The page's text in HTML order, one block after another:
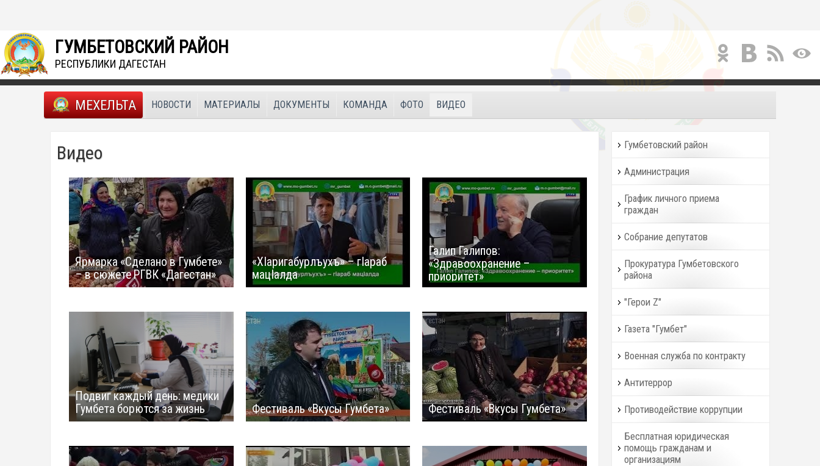
ГУМБЕТОВСКИЙ РАЙОН
РЕСПУБЛИКИ ДАГЕСТАН
МЕХЕЛЬТА НОВОСТИ МАТЕРИАЛЫ ДОКУМЕНТЫ КОМАНДА ФОТО ВИДЕО
Гумбетовский район
Администрация
График личного приема
граждан
Собрание депутатов
Прокуратура Гумбетовского
района
"Герои Z"
Газета "Гумбет"
Военная служба по контракту
Антитеррор
Противодействие коррупции
Бесплатная юридическая
помощь гражданам и
организациям
Видео
Ярмарка «Сделано в Гумбете»
– в сюжете РГВК «Дагестан»
«ХIаригабурлъухъ» – гIараб
мацIалда
Галип Галипов:
«Здравоохранение –
приоритет»
Подвиг каждый день: медики
Гумбета борются за жизнь
Фестиваль «Вкусы Гумбета» Фестиваль «Вкусы Гумбета»